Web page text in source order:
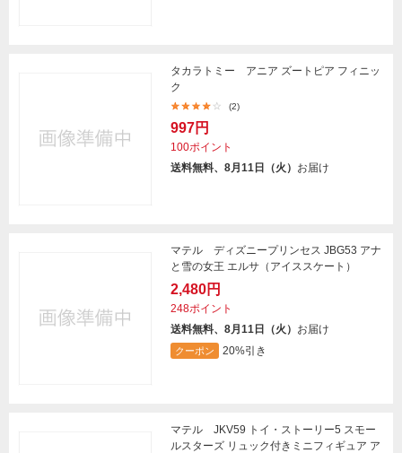
タカラトミー アニア ズートピア フィニッ
ク
(2)
997円
100ポイント
送料無料、8月11日（火） お届け
マテル ディズニープリンセス JBG53 アナ
と雪の女王 エルサ（アイススケート）
2,480円
248ポイント
送料無料、8月11日（火） お届け
クーポン 20%引き
マテル JKV59 トイ・ストーリー5 スモー
ルスターズ リュック付きミニフィギュア ア